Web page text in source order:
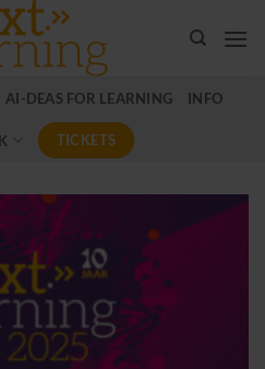
AI-DEAS FOR LEARNING INFO
TICKETS